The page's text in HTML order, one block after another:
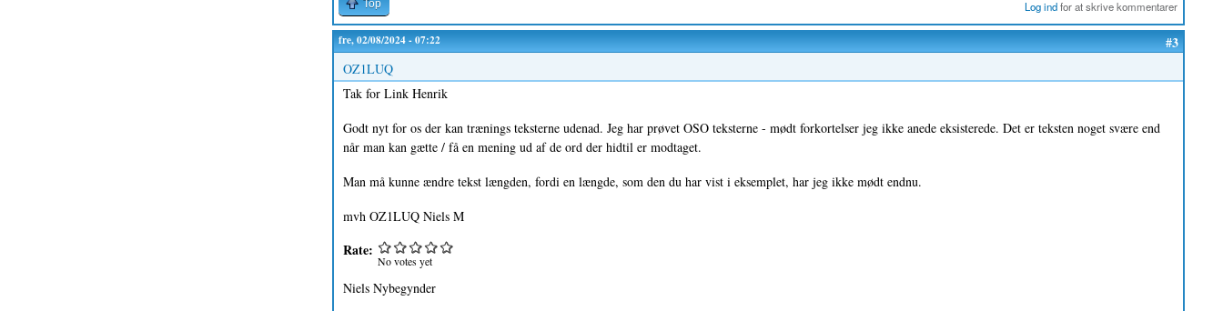
Top Log indfor at skrive kommentarer
fre, 02/08/2024 - 07:22 #3
OZ1LUQ
Tak for Link Henrik
Godt nyt for os der kan trænings teksterne udenad. Jeg har prøvet OSO teksterne - mødt forkortelser jeg ikke anede eksisterede. Det er teksten noget svære end
når man kan gætte / få en mening ud af de ord der hidtil er modtaget.
Man må kunne ændre tekst længden, fordi en længde, som den du har vist i eksemplet, har jeg ikke mødt endnu.
mvh OZ1LUQ Niels M
Rate:
No votes yet
Niels Nybegynder